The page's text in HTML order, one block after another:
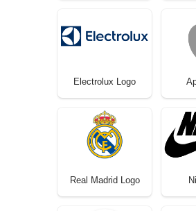
Electrolux Logo
Real Madrid Logo